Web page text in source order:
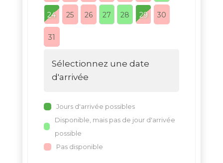
24 25 26 27 28 29 30
31
Sélectionnez une date
d'arrivée
Jours d'arrivée possibles
Disponible, mais pas de jour d'arrivée
possible
Pas disponible